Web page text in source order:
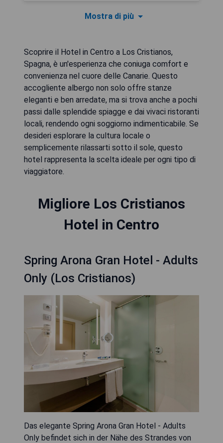
Mostra di più
Scoprire il Hotel in Centro a Los Cristianos,
Spagna, è un'esperienza che coniuga comfort e
convenienza nel cuore delle Canarie. Questo
accogliente albergo non solo offre stanze
eleganti e ben arredate, ma si trova anche a pochi
passi dalle splendide spiagge e dai vivaci ristoranti
locali, rendendo ogni soggiorno indimenticabile. Se
desideri esplorare la cultura locale o
semplicemente rilassarti sotto il sole, questo
hotel rappresenta la scelta ideale per ogni tipo di
viaggiatore.
Migliore Los Cristianos
Hotel in Centro
Spring Arona Gran Hotel - Adults
Only (Los Cristianos)
Das elegante Spring Arona Gran Hotel - Adults
Only befindet sich in der Nähe des Strandes von